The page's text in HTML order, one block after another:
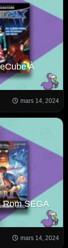
À
mars 14, 2024
SEGA
mars 14, 2024